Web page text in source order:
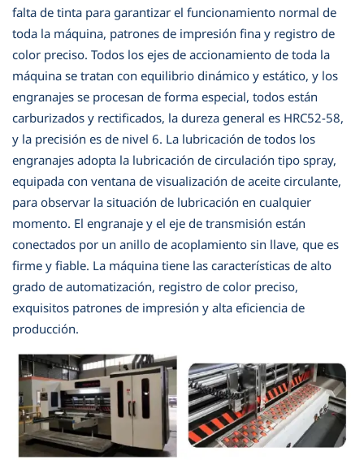
falta de tinta para garantizar el funcionamiento normal de
toda la máquina, patrones de impresión fina y registro de
color preciso. Todos los ejes de accionamiento de toda la
máquina se tratan con equilibrio dinámico y estático, y los
engranajes se procesan de forma especial, todos están
carburizados y rectificados, la dureza general es HRC52-58,
y la precisión es de nivel 6. La lubricación de todos los
engranajes adopta la lubricación de circulación tipo spray,
equipada con ventana de visualización de aceite circulante,
para observar la situación de lubricación en cualquier
momento. El engranaje y el eje de transmisión están
conectados por un anillo de acoplamiento sin llave, que es
firme y fiable. La máquina tiene las características de alto
grado de automatización, registro de color preciso,
exquisitos patrones de impresión y alta eficiencia de
producción.